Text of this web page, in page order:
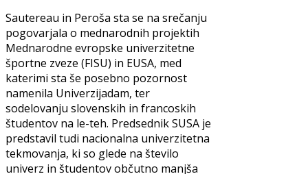
Sautereau in Peroša sta se na srečanju
pogovarjala o mednarodnih projektih
Mednarodne evropske univerzitetne
športne zveze (FISU) in EUSA, med
katerimi sta še posebno pozornost
namenila Univerzijadam, ter
sodelovanju slovenskih in francoskih
študentov na le-teh. Predsednik SUSA je
predstavil tudi nacionalna univerzitetna
tekmovanja, ki so glede na število
univerz in študentov občutno manjša